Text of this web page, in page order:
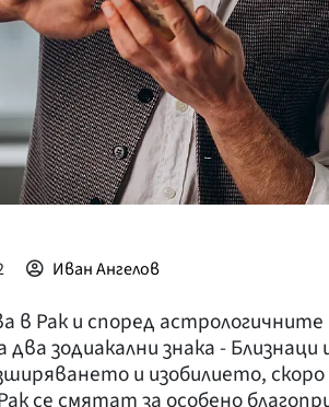
Иван Ангелов
Рак и според
два зодиакални знака -
и изобилието,
се смятат за особено